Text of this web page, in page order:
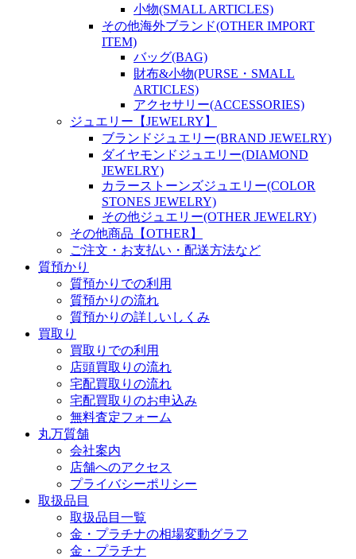
小物(SMALL ARTICLES)
その他海外ブランド(OTHER IMPORT
ITEM)
バッグ(BAG)
財布&小物(PURSE・SMALL
ARTICLES)
アクセサリー(ACCESSORIES)
ジュエリー【JEWELRY】
ブランドジュエリー(BRAND JEWELRY)
ダイヤモンドジュエリー(DIAMOND
JEWELRY)
カラーストーンズジュエリー(COLOR
STONES JEWELRY)
その他ジュエリー(OTHER JEWELRY)
その他商品【OTHER】
ご注文・お支払い・配送方法など
質預かり
質預かりでの利用
質預かりの流れ
質預かりの詳しいしくみ
買取り
買取りでの利用
店頭買取りの流れ
宅配買取りの流れ
宅配買取りのお申込み
無料査定フォーム
丸万質舗
会社案内
店舗へのアクセス
プライバシーポリシー
取扱品目
取扱品目一覧
金・プラチナの相場変動グラフ
金・プラチナ